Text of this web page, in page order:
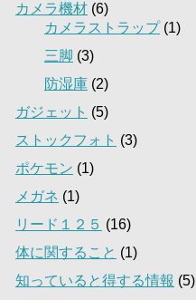
カメラ機材 (6)
カメラストラップ(1)
三脚 (3)
防湿庫 (2)
ガジェット (5)
ストックフォト (3)
ポケモン (1)
メガネ (1)
リード１２５ (16)
体に関すること (1)
知っていると得する情報 (5)